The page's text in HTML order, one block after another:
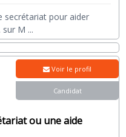
secrétariat pour aider
sur M ...
ou une aide
Voir le profil
Candidat